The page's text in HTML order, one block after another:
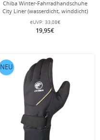
Chiba Winter-Fahrradhandschuhe
City Liner (wasserdicht, winddicht)
schwarz Kinder - 1 Paar
eUVP: 33,08€
19,95€
NEU